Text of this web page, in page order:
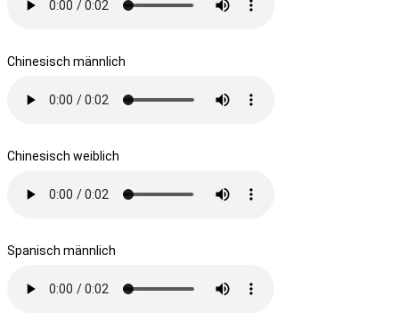
Chinesisch männlich
Chinesisch weiblich
Spanisch männlich